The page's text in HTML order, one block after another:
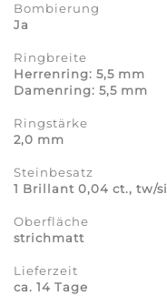
Bombierung
Ja
Ringbreite
Herrenring: 5,5 mm
Damenring: 5,5 mm
Ringstärke
2,0 mm
Steinbesatz
1 Brillant 0,04 ct., tw/si
Oberfläche
strichmatt
Lieferzeit
ca. 14 Tage